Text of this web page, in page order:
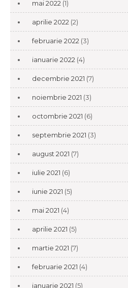
mai 2022 (1)
aprilie 2022 (2)
februarie 2022 (3)
ianuarie 2022 (4)
decembrie 2021 (7)
noiembrie 2021 (3)
octombrie 2021 (6)
septembrie 2021 (3)
august 2021 (7)
iulie 2021 (6)
iunie 2021 (5)
mai 2021 (4)
aprilie 2021 (5)
martie 2021 (7)
februarie 2021 (4)
ianuarie 2021 (5)